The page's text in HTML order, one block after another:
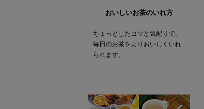
おいしいお茶のいれ方
ちょっとしたコツと気配りで、
毎日のお茶をよりおいしくいれ
られます。